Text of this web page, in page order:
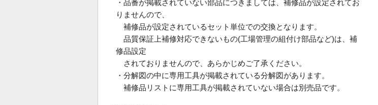
・品番が掲載されていない部品につきましては、補修品が設定されてお
りませんので、
補修品が設定されているセット単位での交換となります。
品質保証上補修対応できないもの(工場管理の組付け部品など)は、補
修品設定
されておりませんので、あらかじめご了承ください。
・分解図の中に専用工具が掲載されている分解図があります。
補修品リストに専用工具が掲載されていない場合は別売品です。